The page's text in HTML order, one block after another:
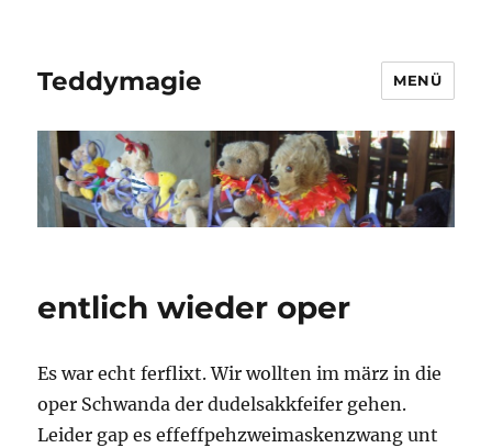
Teddymagie MENÜ
entlich wieder oper
Es war echt ferflixt. Wir wollten im märz in die
oper Schwanda der dudelsakkfeifer gehen.
Leider gap es effeffpehzweimaskenzwang unt